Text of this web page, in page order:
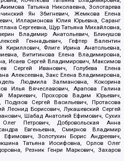
Татьяна Николаевна, Золотарева
Ян Збигневич, Жемкова Елена
Илларионова Юлия Юрьевна, Саранг
Сергеевна, Щур Татьяна Михайловна,
Владимир Анатольевич, Блинушов
Геннадьевич, Гефтер Валентин
Кириллович, Флиге Ирина Анатольевна,
Вититинова Елена Владимировна,
Исаев Сергей Владимирович, Максимов
Сергей Иванович, Голубева Елена
Алексеевна, Закс Елена Владимировна,
Людмила Залмановна, Кокорина
Илья Вячеславович, Арапова Галина
Мариевич, Прохоров Вадим Юрьевич,
Сергей Васильевич, Протасова
Леонид Борисович, Лукашевский Сергей
Шабад Анатолий Ефимович, Сухих
Петрович, Добровольская Анна
Евгеньевна, Смирнов Владимир
Ефимович, Золотухин Борис Андреевич,
Татьяна Иосифовна, Орлов Олег
Резник Генри Маркович, Захаров